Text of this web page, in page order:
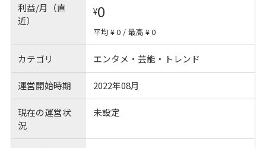
利益/月（直
近）
¥0
平均 ¥ 0 / 最高 ¥ 0
カテゴリ エンタメ・芸能・トレンド
運営開始時期 2022年08月
現在の運営状
況
未設定